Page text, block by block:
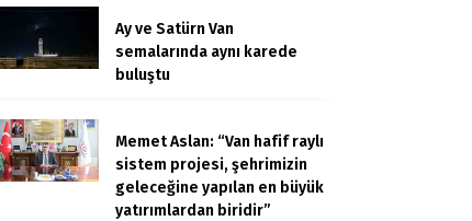
Ay ve Satürn Van
semalarında aynı karede
buluştu
Memet Aslan: “Van hafif raylı
sistem projesi, şehrimizin
geleceğine yapılan en büyük
yatırımlardan biridir”